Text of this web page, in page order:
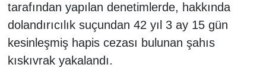
tarafından yapılan denetimlerde, hakkında
dolandırıcılık suçundan 42 yıl 3 ay 15 gün
kesinleşmiş hapis cezası bulunan şahıs
kıskıvrak yakalandı.